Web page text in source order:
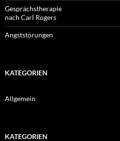
Gesprächstherapie
nach Carl Rogers
Angststörungen
KATEGORIEN
Allgemein
KATEGORIEN